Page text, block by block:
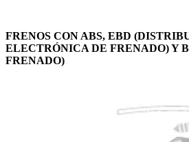
FRENOS CON ABS, EBD
ELECTRÓNICA DE FRENADO) Y
FRENADO)